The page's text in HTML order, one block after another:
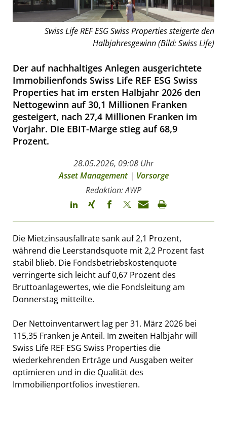
Swiss Life REF ESG Swiss Properties steigerte den
Halbjahresgewinn (Bild: Swiss Life)
Der auf nachhaltiges Anlegen ausgerichtete
Immobilienfonds Swiss Life REF ESG Swiss
Properties hat im ersten Halbjahr 2026 den
Nettogewinn auf 30,1 Millionen Franken
gesteigert, nach 27,4 Millionen Franken im
Vorjahr. Die EBIT-Marge stieg auf 68,9
Prozent.
28.05.2026, 09:08 Uhr
Asset Management| Vorsorge
Redaktion: AWP
Die Mietzinsausfallrate sank auf 2,1 Prozent,
während die Leerstandsquote mit 2,2 Prozent fast
stabil blieb. Die Fondsbetriebskostenquote
verringerte sich leicht auf 0,67 Prozent des
Bruttoanlagewertes, wie die Fondsleitung am
Donnerstag mitteilte.
Der Nettoinventarwert lag per 31. März 2026 bei
115,35 Franken je Anteil. Im zweiten Halbjahr will
Swiss Life REF ESG Swiss Properties die
wiederkehrenden Erträge und Ausgaben weiter
optimieren und in die Qualität des
Immobilienportfolios investieren.